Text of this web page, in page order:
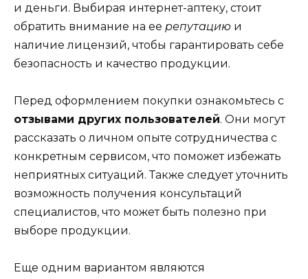
и деньги. Выбирая интернет-аптеку, стоит
обратить внимание на ее репутацию и
наличие лицензий, чтобы гарантировать себе
безопасность и качество продукции.
Перед оформлением покупки ознакомьтесь с
отзывами других пользователей. Они могут
рассказать о личном опыте сотрудничества с
конкретным сервисом, что поможет избежать
неприятных ситуаций. Также следует уточнить
возможность получения консультаций
специалистов, что может быть полезно при
выборе продукции.
Еще одним вариантом являются